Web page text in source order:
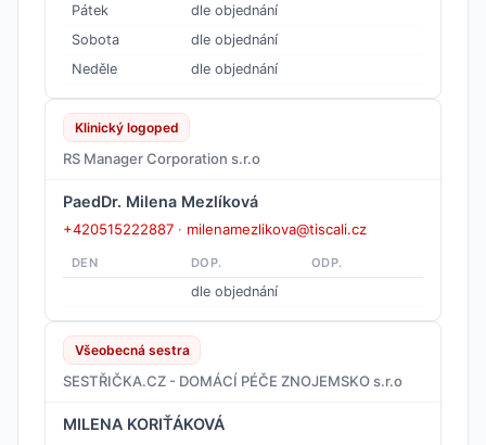
Pátek
dle objednání
Sobota
dle objednání
Neděle
dle objednání
Klinický logoped
RS Manager Corporation s.r.o
PaedDr. Milena Mezlíková
+420515222887 · milenamezlikova@tiscali.cz
DEN DOP. ODP.
dle objednání
Všeobecná sestra
SESTŘIČKA.CZ - DOMÁCÍ PÉČE ZNOJEMSKO s.r.o
MILENA KORIŤÁKOVÁ